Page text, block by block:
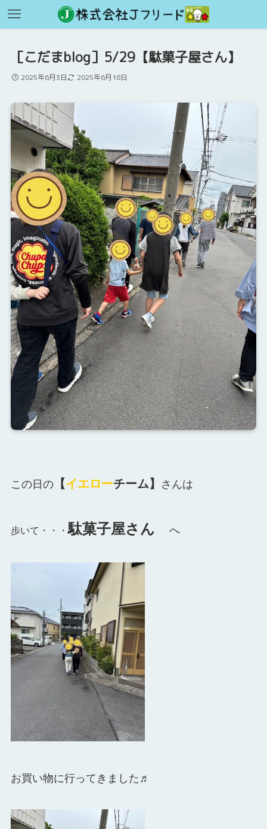
［こだまblog］5/29【駄菓子屋さん】
2025年6月3日 2025年6月18日
この日の【イエローチーム】 さんは
歩いて・・・駄菓子屋さん へ
お買い物に行ってきました♬